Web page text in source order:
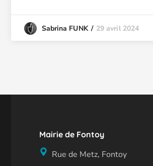
Sabrina FUNK 29 avril 2024
Mairie de Fontoy
Rue de Metz, Fontoy